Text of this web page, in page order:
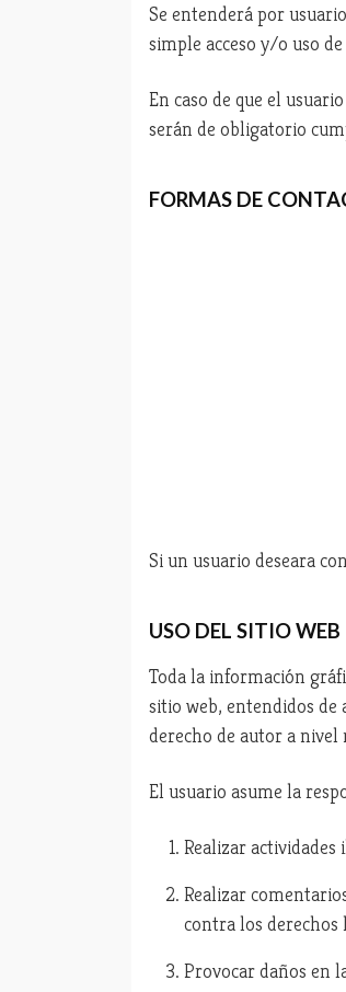
Se entenderá por
simple acceso y/o uso
En caso de que el
serán de obligatorio
FORMAS DE
Si un usuario deseara
USO DEL SITIO WEB
Toda la información
sitio web, entendidos de
derecho de autor a
El usuario asume la
Realizar
Realizar
contra los derechos
Provocar daños en